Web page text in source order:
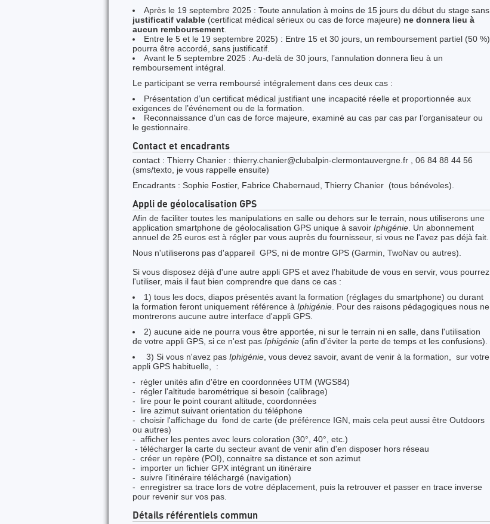
Après le 19 septembre 2025 : Toute annulation à moins de 15 jours du début du stage sans
justificatif valable (certificat médical sérieux ou cas de force majeure) ne donnera lieu à
aucun remboursement
Entre le 5 et le 19 septembre 2025) : Entre 15 et 30 jours, un remboursement partiel (50 %)
pourra être accordé, sans justificatif.
Avant le 5 septembre 2025 : Au-delà de 30 jours, l’annulation donnera lieu à un
remboursement intégral.
Le participant se verra remboursé intégralement dans ces deux cas :
Présentation d’un certificat médical justifiant une incapacité réelle et proportionnée aux
exigences de l’événement ou de la formation.
Reconnaissance d’un cas de force majeure, examiné au cas par cas par l’organisateur ou
le gestionnaire.
Contact et encadrants
contact : Thierry Chanier : thierry.chanier@clubalpin-clermontauvergne.fr , 06 84 88 44 56
(sms/texto, je vous rappelle ensuite)
Encadrants : Sophie Fostier, Fabrice Chabernaud, Thierry Chanier (tous bénévoles).
Appli de géolocalisation GPS
Afin de faciliter toutes les manipulations en salle ou dehors sur le terrain, nous utiliserons une
application smartphone de géolocalisation GPS unique à savoir Iphigénie . Un abonnement
annuel de 25 euros est à régler par vous auprès du fournisseur, si vous ne l'avez pas déjà fait.
Nous n'utiliserons pas d'appareil GPS, ni de montre GPS (Garmin, TwoNav ou autres).
Si vous disposez déjà d'une autre appli GPS et avez l'habitude de vous en servir, vous pourrez
l'utiliser, mais il faut bien comprendre que dans ce cas :
1) tous les docs, diapos présentés avant la formation (réglages du smartphone) ou durant
la formation feront uniquement référence à Iphigénie . Pour des raisons pédagogiques nous ne
montrerons aucune autre interface d'appli GPS.
2) aucune aide ne pourra vous être apportée, ni sur le terrain ni en salle, dans l'utilisation
de votre appli GPS, si ce n'est pas Iphigénie (afin d'éviter la perte de temps et les confusions).
3) Si vous n'avez pasIphigénie , vous devez savoir, avant de venir à la formation, sur votre
appli GPS habituelle, :
- régler unités afin d'être en coordonnées UTM (WGS84)
- régler l'altitude barométrique si besoin (calibrage)
- lire pour le point courant altitude, coordonnées
- lire azimut suivant orientation du téléphone
- choisir l'affichage du fond de carte (de préférence IGN, mais cela peut aussi être Outdoors
ou autres)
- afficher les pentes avec leurs coloration (30°, 40°, etc.)
- télécharger la carte du secteur avant de venir afin d'en disposer hors réseau
- créer un repère (POI), connaitre sa distance et son azimut
- importer un fichier GPX intégrant un itinéraire
- suivre l'itinéraire téléchargé (navigation)
- enregistrer sa trace lors de votre déplacement, puis la retrouver et passer en trace inverse
pour revenir sur vos pas.
Détails référentiels commun